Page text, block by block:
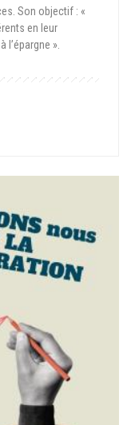
Son objectif : «
en leur
l’épargne ».